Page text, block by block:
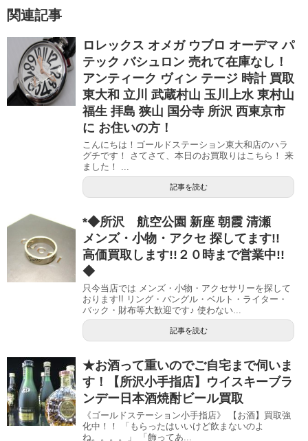
関連記事
ロレックス オメガ ウブロ オーデマ パ
テック バシュロン 売れて在庫なし！
アンティーク ヴィン テージ 時計 買取
東大和 立川 武蔵村山 玉川上水 東村山
福生 拝島 狭山 国分寺 所沢 西東京市
に お住いの方！
こんにちは！ゴールドステーション東大和店のハラ
グチです！ さてさて、本日のお買取りはこちら！ 来
ました！ ...
記事を読む
*◆所沢 航空公園 新座 朝霞 清瀬
メンズ・小物・アクセ 探してます!!
高価買取します!!２０時まで営業中!!
◆
只今当店では メンズ・小物・アクセサリーを探して
おります!! リング・バングル・ベルト・ライター・
バック・財布等大歓迎です♪ 使わない...
記事を読む
★お酒って重いのでご自宅まで伺いま
す！【所沢小手指店】ウイスキーブラ
ンデー日本酒焼酎ビール買取
《ゴールドステーション小手指店》 【お酒】買取強
化中！！ 「もらったはいいけど飲まないのよ
ね。。。。」 「飾ってあ...